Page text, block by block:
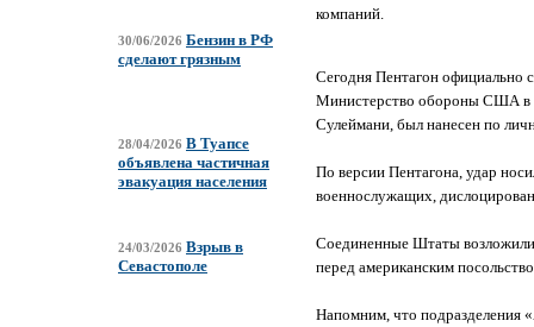
30/06/2026 Бензин в РФ
сделают грязным
28/04/2026 В Туапсе
объявлена частичная
эвакуация населения
24/03/2026 Взрыв в
Севастополе
компаний.
Сегодня Пентагон официально
Министерство обороны США в
Сулеймани, был нанесен по
По версии Пентагона, удар
военнослужащих,
Соединенные Штаты возложили
перед американским
Напомним, что подразделения